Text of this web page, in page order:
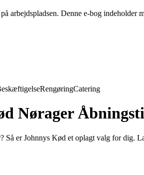
arbejdspladsen. Denne e-bog
RengøringCatering
Nørager
er Johnnys Kød et oplagt valg for dig.